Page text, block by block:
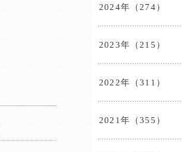
2024年（274）
2023年（215）
2022年（311）
2021年（355）